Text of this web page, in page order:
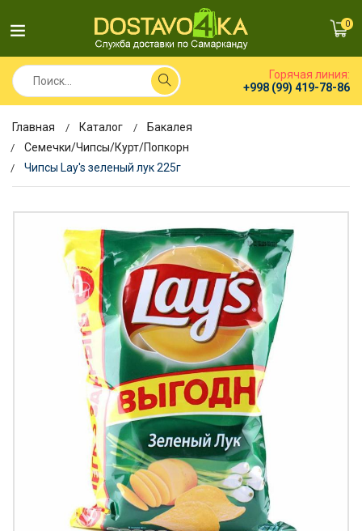
0
Горячая линия:
+998 (99) 419-78-86
Главная Каталог
Бакалея
Семечки/Чипсы/Курт/Попкорн
Чипсы Lay's зеленый лук 225г